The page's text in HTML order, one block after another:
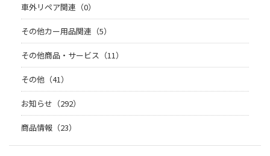
車外リペア関連（0）
その他カー用品関連（5）
その他商品・サービス（11）
その他（41）
お知らせ（292）
商品情報（23）